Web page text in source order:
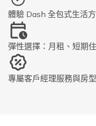
體驗 Dash 全包式生活
彈性選擇：月租、短期
專屬客戶經理服務與房